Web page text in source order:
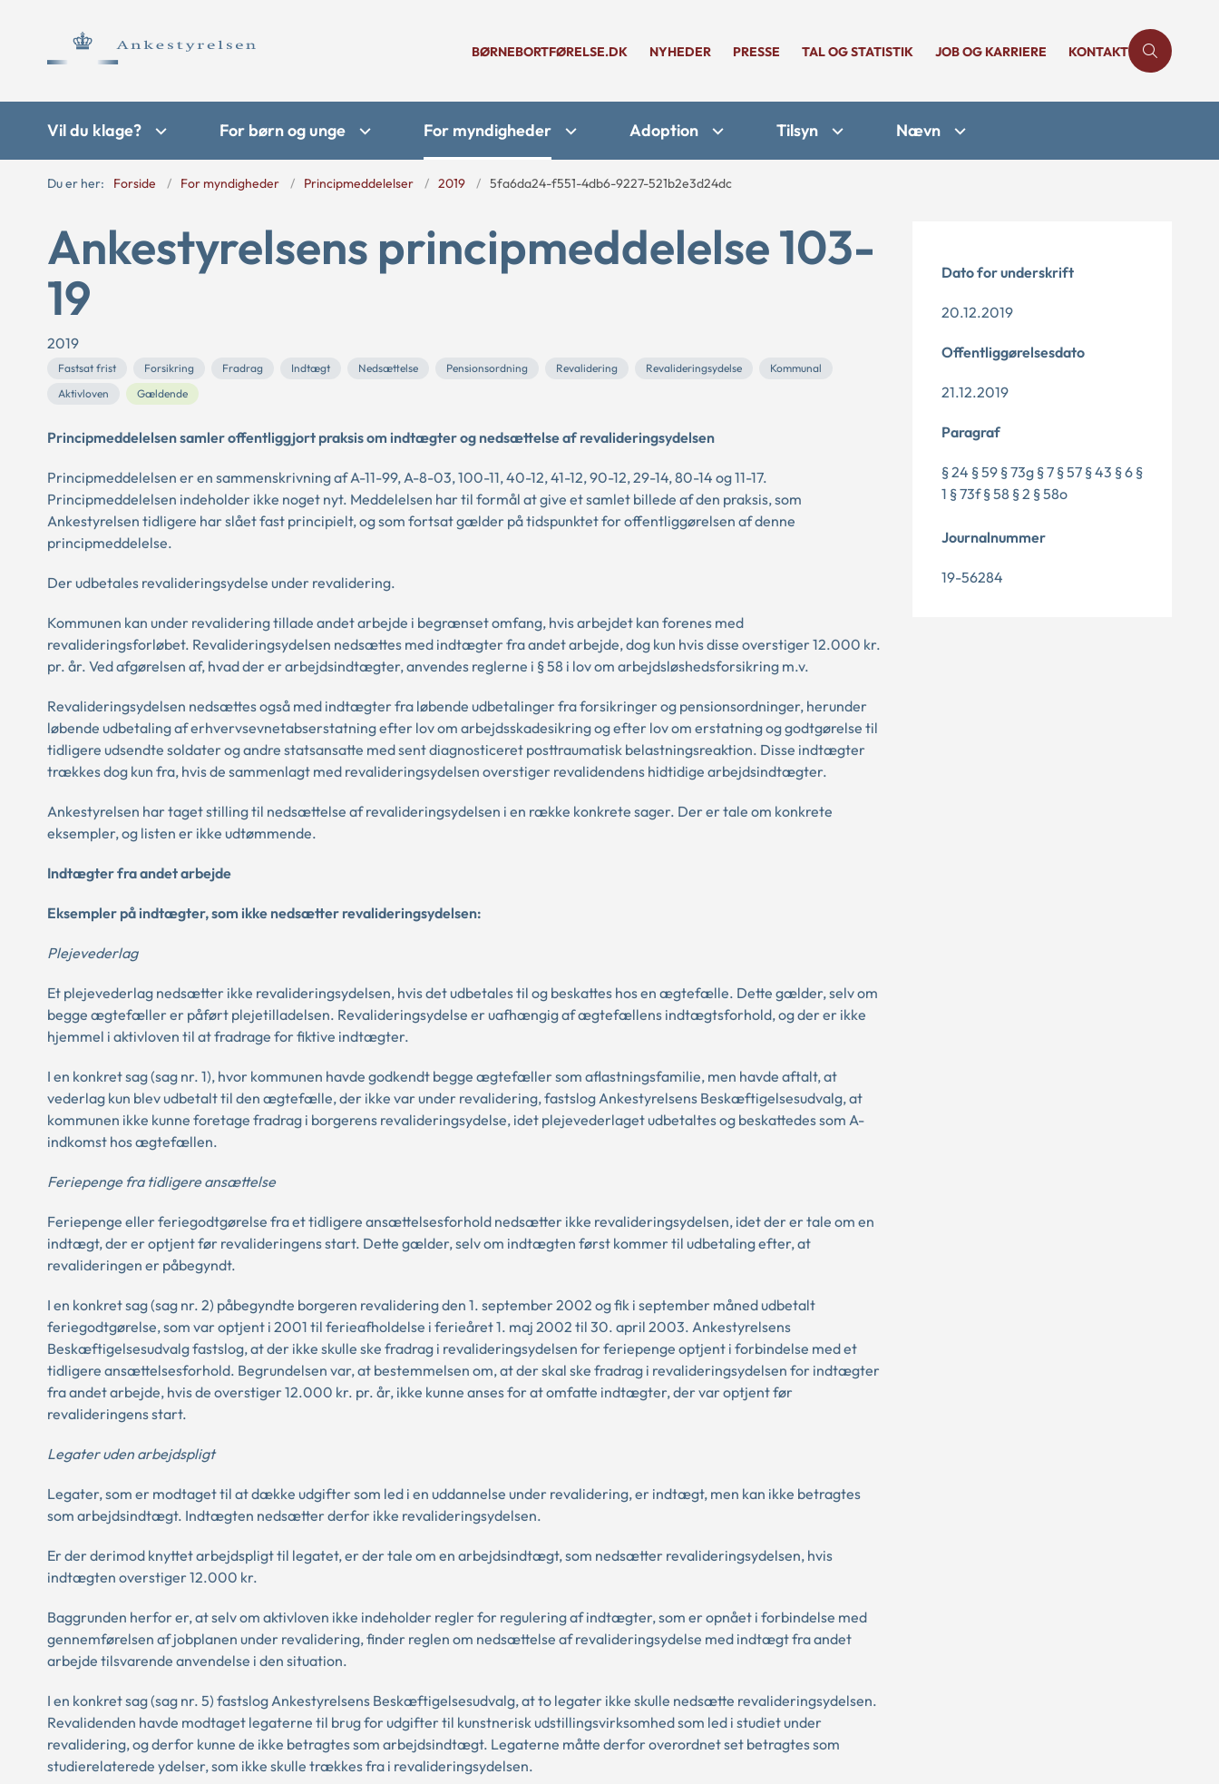
BØRNEBORTFØRELSE.DK NYHEDER PRESSE TAL OG STATISTIK JOB OG KARRIERE KONTAKT
Vil du klage? For børn og unge For myndigheder Adoption Tilsyn Nævn
Du er her: Forside For myndigheder Principmeddelelser 2019 5fa6da24-f551-4db6-9227-521b2e3d24dc
Ankestyrelsens principmeddelelse 103-
19
2019
Fastsat frist Forsikring Fradrag Indtægt Nedsættelse Pensionsordning Revalidering Revalideringsydelse
Kommunal
Aktivloven
Gældende
Principmeddelelsen samler offentliggjort praksis om indtægter og nedsættelse af revalideringsydelsen
Principmeddelelsen er en sammenskrivning af A-11-99, A-8-03, 100-11, 40-12, 41-12, 90-12, 29-14, 80-14 og 11-17.
Principmeddelelsen indeholder ikke noget nyt. Meddelelsen har til formål at give et samlet billede af den praksis, som
Ankestyrelsen tidligere har slået fast principielt, og som fortsat gælder på tidspunktet for offentliggørelsen af denne
principmeddelelse.
Der udbetales revalideringsydelse under revalidering.
Kommunen kan under revalidering tillade andet arbejde i begrænset omfang, hvis arbejdet kan forenes med
revalideringsforløbet. Revalideringsydelsen nedsættes med indtægter fra andet arbejde, dog kun hvis disse overstiger 12.000 kr.
pr. år. Ved afgørelsen af, hvad der er arbejdsindtægter, anvendes reglerne i § 58 i lov om arbejdsløshedsforsikring m.v.
Revalideringsydelsen nedsættes også med indtægter fra løbende udbetalinger fra forsikringer og pensionsordninger, herunder
løbende udbetaling af erhvervsevnetabserstatning efter lov om arbejdsskadesikring og efter lov om erstatning og godtgørelse til
tidligere udsendte soldater og andre statsansatte med sent diagnosticeret posttraumatisk belastningsreaktion. Disse indtægter
trækkes dog kun fra, hvis de sammenlagt med revalideringsydelsen overstiger revalidendens hidtidige arbejdsindtægter.
Ankestyrelsen har taget stilling til nedsættelse af revalideringsydelsen i en række konkrete sager. Der er tale om konkrete
eksempler, og listen er ikke udtømmende.
Indtægter fra andet arbejde
Eksempler på indtægter, som ikke nedsætter revalideringsydelsen:
Plejevederlag
Et plejevederlag nedsætter ikke revalideringsydelsen, hvis det udbetales til og beskattes hos en ægtefælle. Dette gælder, selv om
begge ægtefæller er påført plejetilladelsen. Revalideringsydelse er uafhængig af ægtefællens indtægtsforhold, og der er ikke
hjemmel i aktivloven til at fradrage for fiktive indtægter.
I en konkret sag (sag nr. 1), hvor kommunen havde godkendt begge ægtefæller som aflastningsfamilie, men havde aftalt, at
vederlag kun blev udbetalt til den ægtefælle, der ikke var under revalidering, fastslog Ankestyrelsens Beskæftigelsesudvalg, at
kommunen ikke kunne foretage fradrag i borgerens revalideringsydelse, idet plejevederlaget udbetaltes og beskattedes som A-
indkomst hos ægtefællen.
Feriepenge fra tidligere ansættelse
Feriepenge eller feriegodtgørelse fra et tidligere ansættelsesforhold nedsætter ikke revalideringsydelsen, idet der er tale om en
indtægt, der er optjent før revalideringens start. Dette gælder, selv om indtægten først kommer til udbetaling efter, at
revalideringen er påbegyndt.
I en konkret sag (sag nr. 2) påbegyndte borgeren revalidering den 1. september 2002 og fik i september måned udbetalt
feriegodtgørelse, som var optjent i 2001 til ferieafholdelse i ferieåret 1. maj 2002 til 30. april 2003. Ankestyrelsens
Beskæftigelsesudvalg fastslog, at der ikke skulle ske fradrag i revalideringsydelsen for feriepenge optjent i forbindelse med et
tidligere ansættelsesforhold. Begrundelsen var, at bestemmelsen om, at der skal ske fradrag i revalideringsydelsen for indtægter
fra andet arbejde, hvis de overstiger 12.000 kr. pr. år, ikke kunne anses for at omfatte indtægter, der var optjent før
revalideringens start.
Legater uden arbejdspligt
Legater, som er modtaget til at dække udgifter som led i en uddannelse under revalidering, er indtægt, men kan ikke betragtes
som arbejdsindtægt. Indtægten nedsætter derfor ikke revalideringsydelsen.
Er der derimod knyttet arbejdspligt til legatet, er der tale om en arbejdsindtægt, som nedsætter revalideringsydelsen, hvis
indtægten overstiger 12.000 kr.
Baggrunden herfor er, at selv om aktivloven ikke indeholder regler for regulering af indtægter, som er opnået i forbindelse med
gennemførelsen af jobplanen under revalidering, finder reglen om nedsættelse af revalideringsydelse med indtægt fra andet
arbejde tilsvarende anvendelse i den situation.
I en konkret sag (sag nr. 5) fastslog Ankestyrelsens Beskæftigelsesudvalg, at to legater ikke skulle nedsætte revalideringsydelsen.
Revalidenden havde modtaget legaterne til brug for udgifter til kunstnerisk udstillingsvirksomhed som led i studiet under
revalidering, og derfor kunne de ikke betragtes som arbejdsindtægt. Legaterne måtte derfor overordnet set betragtes som
studierelaterede ydelser, som ikke skulle trækkes fra i revalideringsydelsen.
Dato for underskrift
20.12.2019
Offentliggørelsesdato
21.12.2019
Paragraf
§ 24 § 59 § 73g § 7 § 57 § 43 § 6 §
1 § 73f § 58 § 2 § 58o
Journalnummer
19-56284